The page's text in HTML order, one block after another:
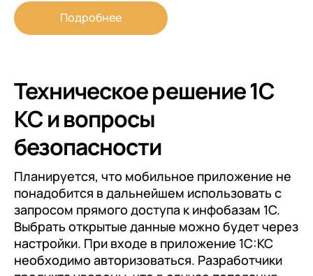
Подробнее
Техническое решение 1С
КС и вопросы
безопасности
Планируется, что мобильное приложение не
понадобится в дальнейшем использовать с
запросом прямого доступа к инфобазам 1С.
Выбрать открытые данные можно будет через
настройки. При входе в приложение 1С:КС
необходимо авторизоваться. Разработчики